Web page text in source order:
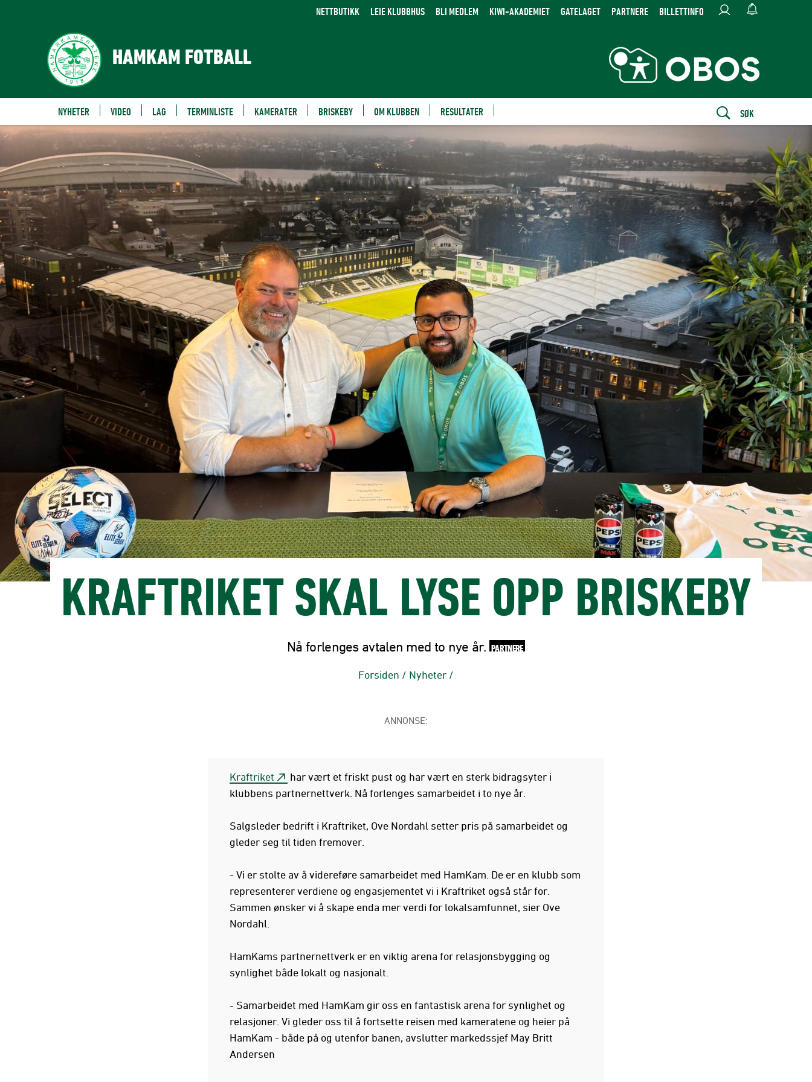
NETTBUTIKK LEIE KLUBBHUS BLI MEDLEM KIWI-AKADEMIET GATELAGET PARTNERE BILLETTINFO
HAMKAM FOTBALL
NYHETER VIDEO LAG TERMINLISTE KAMERATER BRISKEBY OM KLUBBEN RESULTATER SØK
KRAFTRIKET SKAL LYSE OPP BRISKEBY
Nå forlenges avtalen med to nye år. PARTNERE
Forsiden / Nyheter /
ANNONSE:
Kraftriket
har vært et friskt pust og har vært en sterk bidragsyter i
klubbens partnernettverk. Nå forlenges samarbeidet i to nye år.
Salgsleder bedrift i Kraftriket, Ove Nordahl setter pris på samarbeidet og
gleder seg til tiden fremover.
- Vi er stolte av å videreføre samarbeidet med HamKam. De er en klubb som
representerer verdiene og engasjementet vi i Kraftriket også står for.
Sammen ønsker vi å skape enda mer verdi for lokalsamfunnet, sier Ove
Nordahl.
HamKams partnernettverk er en viktig arena for relasjonsbygging og
synlighet både lokalt og nasjonalt.
- Samarbeidet med HamKam gir oss en fantastisk arena for synlighet og
relasjoner. Vi gleder oss til å fortsette reisen med kameratene og heier på
HamKam - både på og utenfor banen, avslutter markedssjef May Britt
Andersen